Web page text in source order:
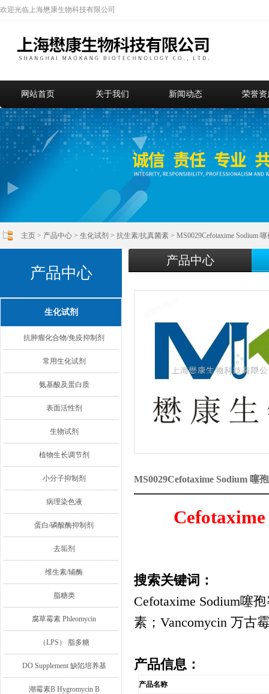
欢迎光临上海懋康生物科技有限公司
网站首页 关于我们 新闻动态 荣誉资
主页 > 产品中心 > 生化试剂 > 抗生素/抗真菌素 > MS0029Cefotaxime Sodium
产品中心
生化试剂
抗肿瘤化合物/免疫抑制剂
常用生化试剂
氨基酸及蛋白质
表面活性剂
生物试剂
植物生长调节剂
小分子抑制剂
病理染色液
蛋白/磷酸酶抑制剂
去垢剂
维生素/辅酶
脂糖类
腐草霉素 Phleomycin
（LPS） 脂多糖
DO Supplement 缺陷培养基
潮霉素B Hygromycin B
产品中心
MS0029Cefotaxime Sodium 噻
搜索关键词 ：
Cefotaxime Sodium噻
素； Vancomycin 万古
产品信息：
产品名称